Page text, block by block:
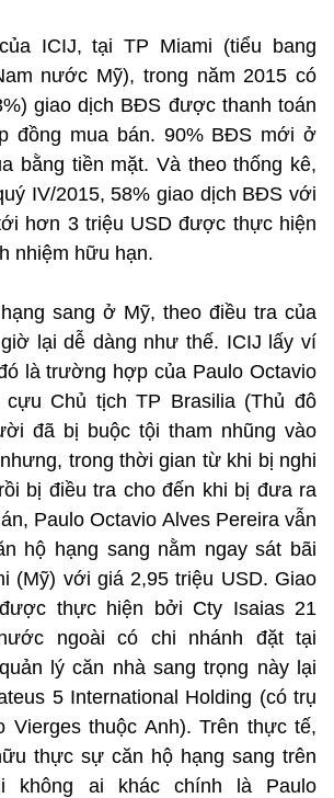
ICIJ, tại TP Miami (tiểu bang
nước Mỹ), trong năm 2015 có
giao dịch BĐS được thanh toán
đồng mua bán. 90% BĐS mới ở
bằng tiền mặt. Và theo thống kê,
IV/2015, 58% giao dịch BĐS với
hơn 3 triệu USD được thực hiện
nhiệm hữu hạn.
sang ở Mỹ, theo điều tra của
lại dễ dàng như thế. ICIJ lấy ví
là trường hợp của Paulo Octavio
cựu Chủ tịch TP Brasilia (Thủ đô
đã bị buộc tội tham nhũng vào
trong thời gian từ khi bị nghi
bị điều tra cho đến khi bị đưa ra
Paulo Octavio Alves Pereira vẫn
hộ hạng sang nằm ngay sát bãi
(Mỹ) với giá 2,95 triệu USD. Giao
thực hiện bởi Cty Isaias 21
ngoài có chi nhánh đặt tại
lý căn nhà sang trọng này lại
5 International Holding (có trụ
Vierges thuộc Anh). Trên thực tế,
thực sự căn hộ hạng sang trên
không ai khác chính là Paulo